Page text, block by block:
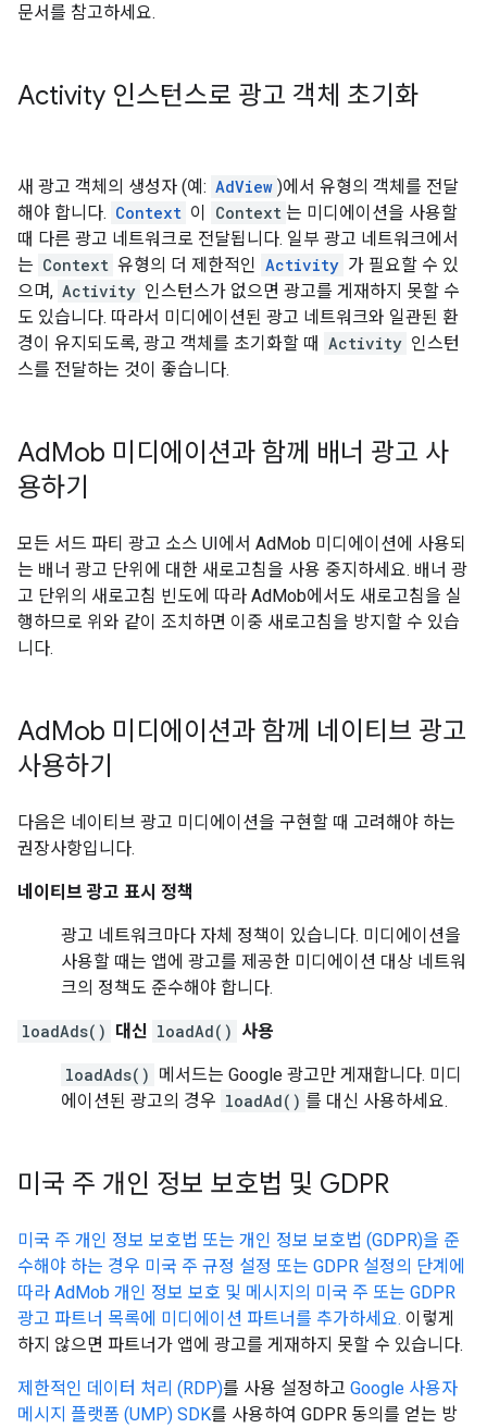
문서를 참고하세요.
Activity 인스턴스로 광고 객체 초기화
새 광고 객체의 생성자 (예: AdView )에서 유형의 객체를 전달
해야 합니다. Context 이 Context 는 미디에이션을 사용할
때 다른 광고 네트워크로 전달됩니다. 일부 광고 네트워크에서
는 Context 유형의 더 제한적인 Activity 가 필요할 수 있
으며, Activity 인스턴스가 없으면 광고를 게재하지 못할 수
도 있습니다. 따라서 미디에이션된 광고 네트워크와 일관된 환
경이 유지되도록, 광고 객체를 초기화할 때 Activity 인스턴
스를 전달하는 것이 좋습니다.
AdMob 미디에이션과 함께 배너 광고 사
용하기
모든 서드 파티 광고 소스 UI에서 AdMob 미디에이션에 사용되
는 배너 광고 단위에 대한 새로고침을 사용 중지하세요. 배너 광
고 단위의 새로고침 빈도에 따라 AdMob에서도 새로고침을 실
행하므로 위와 같이 조치하면 이중 새로고침을 방지할 수 있습
니다.
AdMob 미디에이션과 함께 네이티브 광고
사용하기
다음은 네이티브 광고 미디에이션을 구현할 때 고려해야 하는
권장사항입니다.
네이티브 광고 표시 정책
광고 네트워크마다 자체 정책이 있습니다. 미디에이션을
사용할 때는 앱에 광고를 제공한 미디에이션 대상 네트워
크의 정책도 준수해야 합니다.
loadAds() 대신 loadAd() 사용
loadAds() 메서드는 Google 광고만 게재합니다. 미디
에이션된 광고의 경우 loadAd() 를 대신 사용하세요.
미국 주 개인 정보 보호법 및 GDPR
미국 주 개인 정보 보호법 또는 개인 정보 보호법 (GDPR)을 준
수해야 하는 경우 미국 주 규정 설정 또는 GDPR 설정의 단계에
따라 AdMob 개인 정보 보호 및 메시지의 미국 주 또는 GDPR
광고 파트너 목록에 미디에이션 파트너를 추가하세요. 이렇게
하지 않으면 파트너가 앱에 광고를 게재하지 못할 수 있습니다.
제한적인 데이터 처리 (RDP)를 사용 설정하고 Google 사용자
메시지 플랫폼 (UMP) SDK를 사용하여 GDPR 동의를 얻는 방